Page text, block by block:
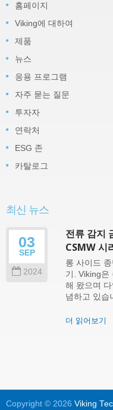
홈페이지
Viking에 대하여
제품
뉴스
응용 프로그램
자주 묻는 질문
투자자
연락처
ESG 존
카탈로그
최신 뉴스
03
SEP
2024
전류 감지
CSMW 시
롱 사이드
기. Viking은
해 왔으며
념하고 있습
더 읽어보기
Copyright © 2026 Viking